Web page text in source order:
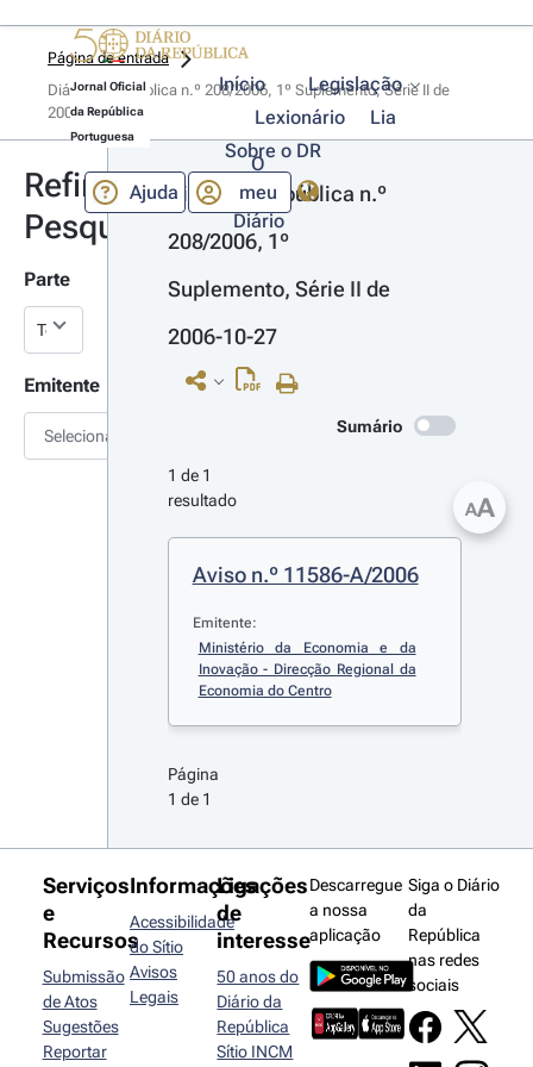
Jornal Oficial
da República
Portuguesa
Início
Legislação
Lexionário
Lia
Sobre o DR
Ajuda
O
meu
Diário
Página de entrada
Diário da República n.º 208/2006, 1º Suplemento, Série II de
2006-10-27
Refinar
Pesquisa
Parte
Emitente
Selecionar
Diário da República n.º
208/2006, 1º
Suplemento, Série II de
2006-10-27
Sumário
1 de 1
resultado
Aviso n.º 11586-A/2006
Emitente:
Ministério da Economia e da
Inovação - Direcção Regional da
Economia do Centro
Página
1 de 1
AA
Serviços
e
Recursos
Submissão
de Atos
Sugestões
Reportar
Informações
Acessibilidade
do Sítio
Avisos
Legais
Ligações
de
interesse
50 anos do
Diário da
República
Sítio INCM
Descarregue
a nossa
aplicação
Siga o Diário
da
República
nas redes
sociais